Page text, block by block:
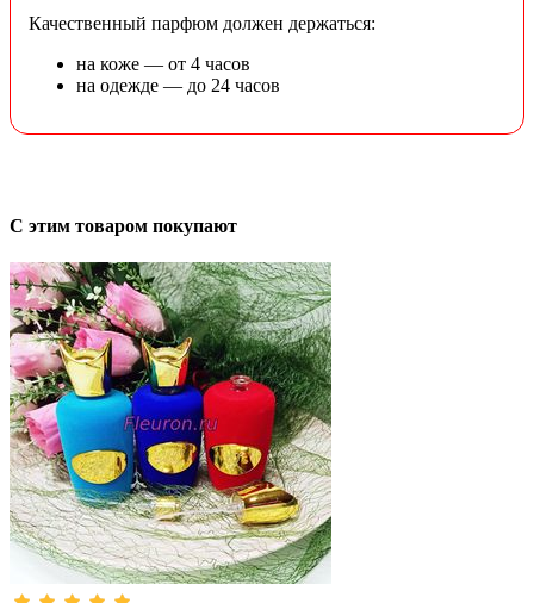
Качественный парфюм должен держаться:
на коже — от 4 часов
на одежде — до 24 часов
С этим товаром покупают